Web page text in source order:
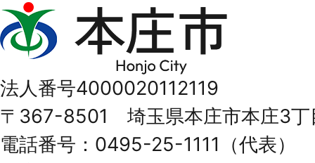
本
庄
Honjo
City
法人番号4000020112119
〒367-8501 埼玉県本庄市本庄3丁
電話番号：0495-25-1111（代表）